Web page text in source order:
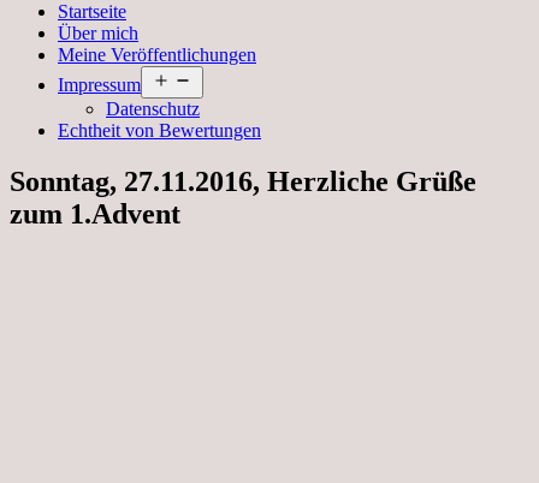
Startseite
Über mich
Meine Veröffentlichungen
Impressum
öffnen
Datenschutz
Echtheit von Bewertungen
Sonntag, 27.11.2016, Herzliche Grüße
zum 1.Advent